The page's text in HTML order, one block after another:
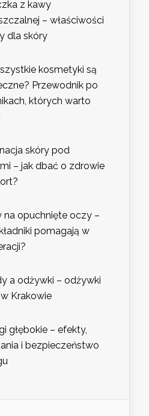
z kawy
– właściwości
dla skóry
kosmetyki są
Przewodnik po
których warto
skóry pod
– jak dbać o zdrowie
na opuchnięte oczy –
pomagają w
a odżywki – odżywki
Krakowie
głębokie – efekty,
i bezpieczeństwo